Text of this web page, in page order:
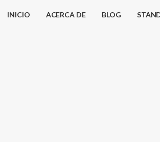
INICIO ACERCA DE BLOG